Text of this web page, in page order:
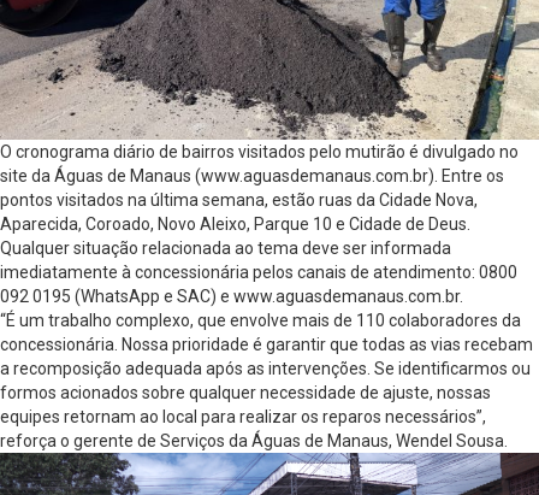
O cronograma diário de bairros visitados pelo mutirão é divulgado no
site da Águas de Manaus (www.aguasdemanaus.com.br). Entre os
pontos visitados na última semana, estão ruas da Cidade Nova,
Aparecida, Coroado, Novo Aleixo, Parque 10 e Cidade de Deus.
Qualquer situação relacionada ao tema deve ser informada
imediatamente à concessionária pelos canais de atendimento: 0800
092 0195 (WhatsApp e SAC) e www.aguasdemanaus.com.br.
“É um trabalho complexo, que envolve mais de 110 colaboradores da
concessionária. Nossa prioridade é garantir que todas as vias recebam
a recomposição adequada após as intervenções. Se identificarmos ou
formos acionados sobre qualquer necessidade de ajuste, nossas
equipes retornam ao local para realizar os reparos necessários”,
reforça o gerente de Serviços da Águas de Manaus, Wendel Sousa.